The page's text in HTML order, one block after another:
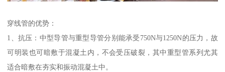
穿线管的优势：
1、抗压：中型导管与重型导管分别能承受750N与1250N的压力，故
可明装也可暗敷于混凝土内，不会受压破裂，其中重型管系列尤其
适合暗敷在夯实和振动混凝土中。